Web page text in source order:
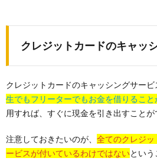
クレジットカードのキャッ
クレジットカードのキャッシングサービ
生でもフリーターでもお金を借りること
用すれば、すぐに現金を引き出すことが
注意しておきたいのが、 全てのクレジ
ービスが付いているわけではないとい